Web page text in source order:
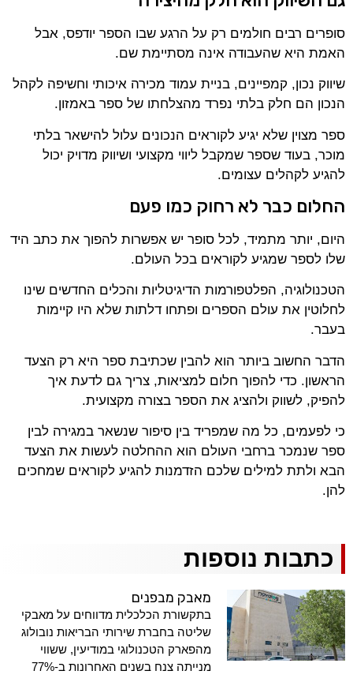
סופרים רבים חולמים רק על הרגע שבו הספר יודפס, אבל
האמת היא שהעבודה אינה מסתיימת שם.
שיווק נכון, קמפיינים, בניית עמוד מכירה איכותי וחשיפה לקהל
הנכון הם חלק בלתי נפרד מהצלחתו של ספר באמזון.
ספר מצוין שלא יגיע לקוראים הנכונים עלול להישאר בלתי
מוכר, בעוד שספר שמקבל ליווי מקצועי ושיווק מדויק יכול
להגיע לקהלים עצומים.
החלום כבר לא רחוק כמו פעם
היום, יותר מתמיד, לכל סופר יש אפשרות להפוך את כתב היד
שלו לספר שמגיע לקוראים בכל העולם.
הטכנולוגיה, הפלטפורמות הדיגיטליות והכלים החדשים שינו
לחלוטין את עולם הספרים ופתחו דלתות שלא היו קיימות
בעבר.
הדבר החשוב ביותר הוא להבין שכתיבת ספר היא רק הצעד
הראשון. כדי להפוך חלום למציאות, צריך גם לדעת איך
להפיק, לשווק ולהציג את הספר בצורה מקצועית.
כי לפעמים, כל מה שמפריד בין סיפור שנשאר במגירה לבין
ספר שנמכר ברחבי העולם הוא ההחלטה לעשות את הצעד
הבא ולתת למילים שלכם הזדמנות להגיע לקוראים שמחכים
להן.
כתבות נוספות
מאבק מבפנים
בתקשורת הכלכלית מדווחים על מאבקי
שליטה בחברת שירותי הבריאות נובולוג
מהפארק הטכנולוגי במודיעין, ששווי
מנייתה צנח בשנים האחרונות ב-77%